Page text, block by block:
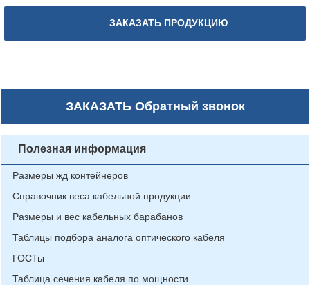
ЗАКАЗАТЬ ПРОДУКЦИЮ
ЗАКАЗАТЬОбратный звонок
Полезная информация
Размеры жд контейнеров
Справочник веса кабельной продукции
Размеры и вес кабельных барабанов
Таблицы подбора аналога оптического кабеля
ГОСТы
Таблица сечения кабеля по мощности